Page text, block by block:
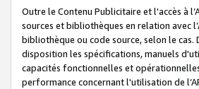
Outre le Contenu Publicitaire et l'accès à
sources et bibliothèques en relation avec
bibliothèque ou code source, selon le cas.
disposition les spécifications, manuels
capacités fonctionnelles et
performance concernant l'utilisation de